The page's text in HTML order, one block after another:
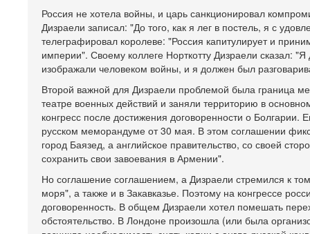
Россия не хотела войны, и царь санкционировал
Дизраели записал: "До того, как я лег в постель, я с
телеграфировал королеве: "Россия капитулирует и
империи". Своему коллеге Норткотту Дизраели сказал:
изображали человеком войны, и я должен был
Второй важной для Дизраели проблемой была граница
театре военных действий и заняли территорию в
конгресс после достижения договоренности о
русском меморандуме от 30 мая. В этом соглашении
город Баязед, а английское правительство, со своей
сохранить свои завоевания в Армении".
Но соглашение соглашением, а Дизраели стремился к
моря", а также и в Закавказье. Поэтому на конгрессе
договоренность. В общем Дизраели хотел помешать
обстоятельство. В Лондоне произошла (или была